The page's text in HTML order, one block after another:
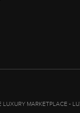
MARKETPLACE -